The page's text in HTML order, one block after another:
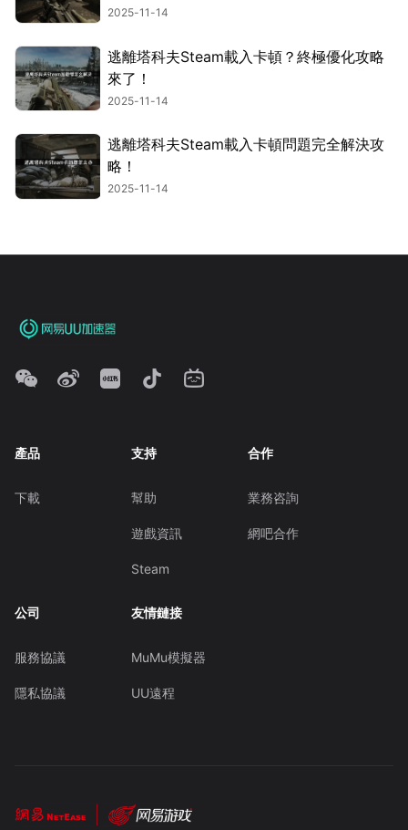
2025-11-14
逃離塔科夫Steam載入卡頓？終極優化攻略
來了！
2025-11-14
逃離塔科夫Steam載入卡頓問題完全解決攻
略！
2025-11-14
產品
下載
支持
幫助
遊戲資訊
Steam
合作
業務咨詢
網吧合作
公司
服務協議
隱私協議
友情鏈接
MuMu模擬器
UU遠程